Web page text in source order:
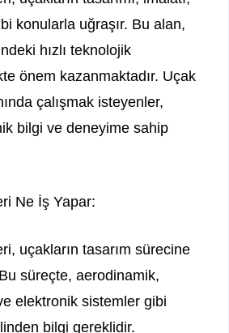
konularla uğraşır. Bu alan,
hızlı teknolojik
önem kazanmaktadır. Uçak
çalışmak isteyenler,
bilgi ve deneyime sahip
Ne İş Yapar:
uçakların tasarım sürecine
süreçte, aerodinamik,
elektronik sistemler gibi
bilgi gereklidir.